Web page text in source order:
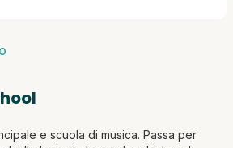
e scuola di musica. Passa per